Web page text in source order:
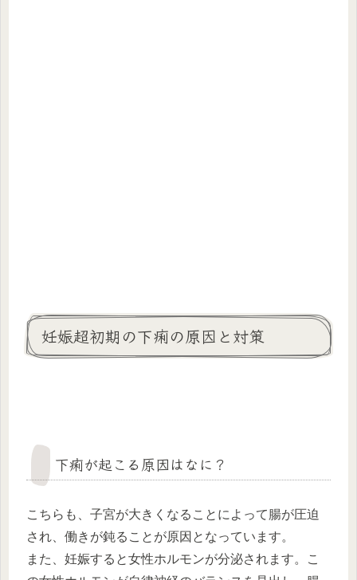
妊娠超初期の下痢の原因と対策
下痢が起こる原因はなに？
こちらも、子宮が大きくなることによって腸が圧迫
され、働きが鈍ることが原因となっています。
また、妊娠すると女性ホルモンが分泌されます。こ